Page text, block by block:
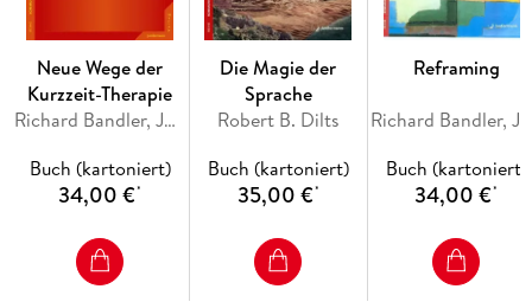
Inhaltsverzeichnis
1. Genaue Wahrnehmung
Sinnlich konkrete Wahrnehmung
Die Physiologien
Kalibrieren
Die Wahrnehmungstypen
Augenbewegungen
Spiegeln
3. Fragetechnik
Neue Wege der
Kurzzeit-Therapie
Richard Bandler, John Grinder
Buch (kartoniert)
34,00 €*
Die Magie der
Sprache
Robert B. Dilts
Buch (kartoniert)
35,00 €*
Reframing
Buch (kartoniert)
34,00 €*